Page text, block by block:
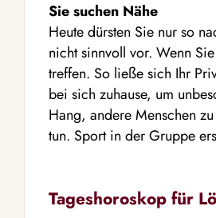
Sie suchen Nähe
Heute dürsten Sie nur so
nicht sinnvoll vor. Wenn
treffen. So ließe sich Ihr
bei sich zuhause, um
Hang, andere Menschen
tun. Sport in der Gruppe
Tageshoroskop für